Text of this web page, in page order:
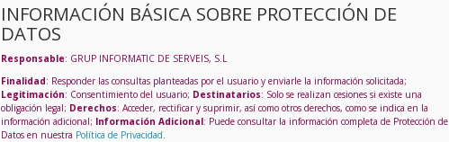
INFORMACIÓN BÁSICA SOBRE PROTECCIÓN DE
DATOS
Responsable: GRUP INFORMATIC DE SERVEIS, S.L
Finalidad: Responder las consultas planteadas por el usuario y enviarle la información solicitada;
Legitimación: Consentimiento del usuario; Destinatarios: Solo se realizan cesiones si existe una
obligación legal; Derechos: Acceder, rectificar y suprimir, así como otros derechos, como se indica en la
información adicional; Información Adicional: Puede consultar la información completa de Protección de
Datos en nuestra Política de Privacidad.